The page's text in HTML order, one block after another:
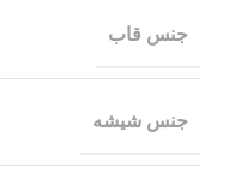
جنس قاب
جنس شیشه